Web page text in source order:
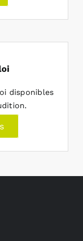
disponibles